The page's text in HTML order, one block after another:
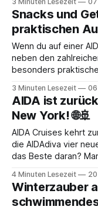
Hauptstadt Manchmal läuft der Urlaub nicht ganz nach Plan,
und das ist völlig
Snacks und
praktischen
Wenn du auf einer
neben den
besonders
Getränk zu holen,
Mitnahme auf die
3 Minuten Lesezeit 06
AIDA ist
New York! 🌐🚢
AIDA Cruises kehrt
die AIDAdiva vier
das Beste daran?
außerhalb, sondern
✨ Highlight-Hafen:
4 Minuten Lesezeit
Winterzauber